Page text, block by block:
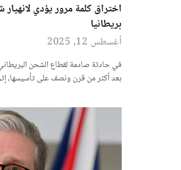
بريطانيا
أغسطس 12, 2025
في حادثة صادمة لقطاع الشحن
بعد أكثر من قرن ونصف على تأسيسها،